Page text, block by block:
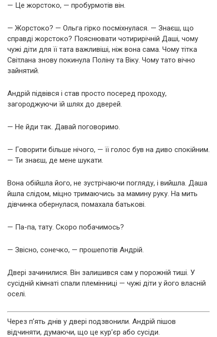
— Це жорстоко, — пробурмотів він.
— Жорстоко? — Ольга гірко посміхнулася. — Знаєш, що
справді жорстоко? Пояснювати чотирирічній Даші, чому
чужі діти для її тата важливіші, ніж вона сама. Чому тітка
Світлана знову покинула Поліну та Віку. Чому тато вічно
зайнятий.
Андрій підвівся і став просто посеред проходу,
загороджуючи їй шлях до дверей.
— Не йди так. Давай поговоримо.
— Говорити більше нічого, — її голос був на диво спокійним.
— Ти знаєш, де мене шукати.
Вона обійшла його, не зустрічаючи погляду, і вийшла. Даша
йшла слідом, міцно тримаючись за мамину руку. На мить
дівчинка обернулася, помахала батькові.
— Па-па, тату. Скоро побачимось?
— Звісно, сонечко, — прошепотів Андрій.
Двері зачинилися. Він залишився сам у порожній тиші. У
сусідній кімнаті спали племінниці — чужі діти у його власній
оселі.
Через п’ять днів у двері подзвонили. Андрій пішов
відчиняти, думаючи, що це кур’єр або сусіди.